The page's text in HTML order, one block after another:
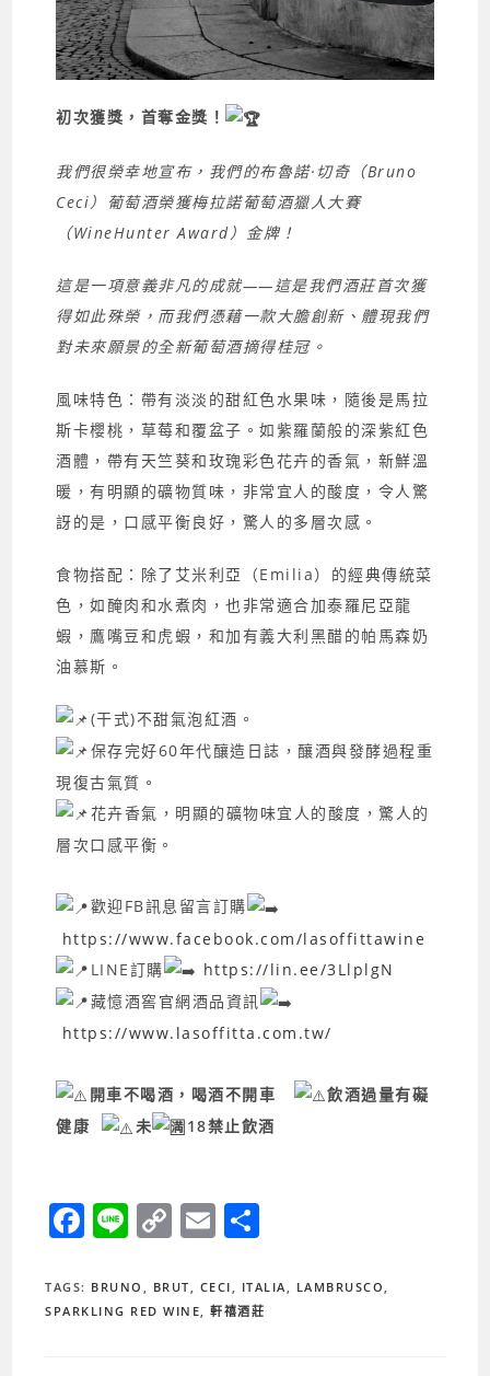
初次獲獎，首奪金獎！
我們很榮幸地宣布，我們的布魯諾·切奇（Bruno
Ceci）葡萄酒榮獲梅拉諾葡萄酒獵人大賽
（WineHunter Award）金牌！
這是一項意義非凡的成就——這是我們酒莊首次獲
得如此殊榮，而我們憑藉一款大膽創新、體現我們
對未來願景的全新葡萄酒摘得桂冠。
風味特色：帶有淡淡的甜紅色水果味，隨後是馬拉
斯卡櫻桃，草莓和覆盆子。如紫羅蘭般的深紫紅色
酒體，帶有天竺葵和玫瑰彩色花卉的香氣，新鮮溫
暖，有明顯的礦物質味，非常宜人的酸度，令人驚
訝的是，口感平衡良好，驚人的多層次感。
食物搭配：除了艾米利亞（Emilia）的經典傳統菜
色，如醃肉和水煮肉，也非常適合加泰羅尼亞龍
蝦，鷹嘴豆和虎蝦，和加有義大利黑醋的帕馬森奶
油慕斯。
(干式)不甜氣泡紅酒。
保存完好60年代釀造日誌，釀酒與發酵過程重
現復古氣質。
花卉香氣，明顯的礦物味宜人的酸度，驚人的
層次口感平衡。
歡迎FB訊息留言訂購
https://www.facebook.com/lasoffittawine
LINE訂購
https://lin.ee/3LlplgN
藏憶酒窖官網酒品資訊
https://www.lasoffitta.com.tw/
開車不喝酒，喝酒不開車
飲酒過量有礙
健康
未 18禁止飲酒
F
a
c
e
Li
n
e
C
o
p
y
E
m
ai
l
TAGS: BRUNO BRUT CECI ITALIA LAMBRUSCO
SPARKLING RED WINE
軒禧酒莊